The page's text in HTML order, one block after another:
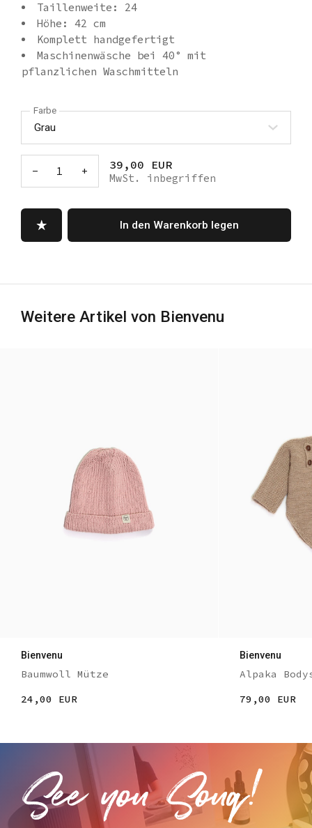
Taillenweite: 24
Höhe: 42 cm
Komplett handgefertigt
Maschinenwäsche bei 40° mit
pflanzlichen Waschmitteln
Farbe
- 1 + 39,00 EUR
MwSt. inbegriffen
In den Warenkorb legen
Weitere Artikel von Bienvenu
Bienvenu
Baumwoll Mütze
24,00 EUR
Bienvenu
Alpaka
79,00 EUR